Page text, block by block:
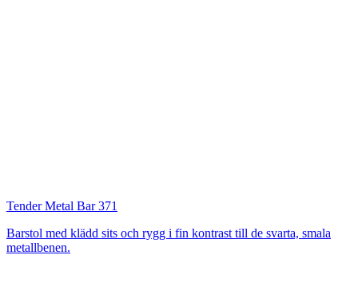
Tender Metal Bar 371
Barstol med klädd sits och rygg i fin kontrast till de svarta, smala
metallbenen.